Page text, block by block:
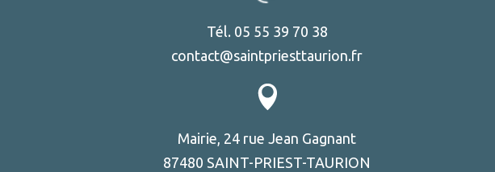
Tél. 05 55 39 70 38
contact@saintpriesttaurion.fr
Mairie, 24 rue Jean Gagnant
87480 SAINT-PRIEST-TAURION